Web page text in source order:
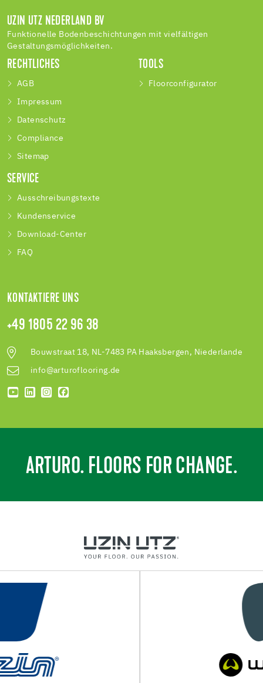
UZIN UTZ NEDERLAND BV
Funktionelle Bodenbeschichtungen mit vielfältigen
Gestaltungsmöglichkeiten.
RECHTLICHES
AGB
Impressum
Datenschutz
Compliance
Sitemap
TOOLS
Floorconfigurator
SERVICE
Ausschreibungstexte
Kundenservice
Download-Center
FAQ
KONTAKTIERE UNS
+49 1805 22 96 38
Bouwstraat 18, NL-7483 PA Haaksbergen, Niederlande
info@arturoflooring.de
ARTURO. FLOORS FOR CHANGE.